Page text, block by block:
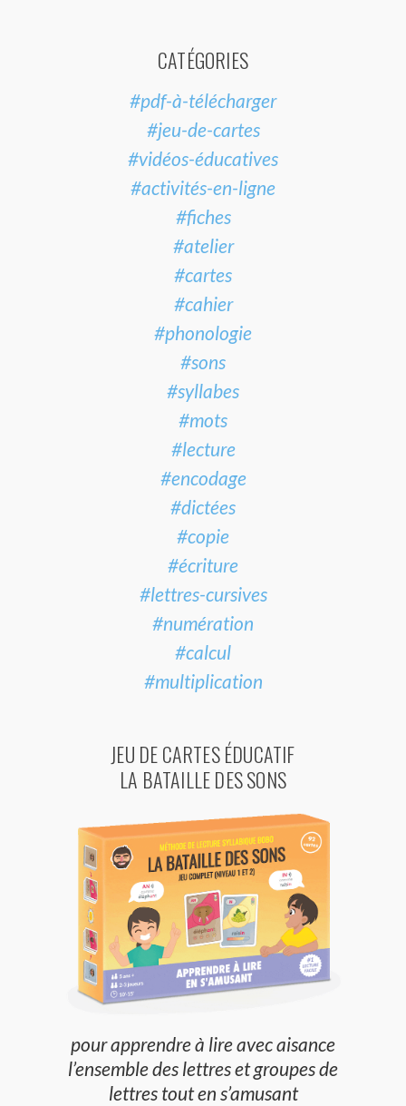
CATÉGORIES
#pdf-à-télécharger
#jeu-de-cartes
#vidéos-éducatives
#activités-en-ligne
#fiches
#atelier
#cartes
#cahier
#phonologie
#sons
#syllabes
#mots
#lecture
#encodage
#dictées
#copie
#écriture
#lettres-cursives
#numération
#calcul
#multiplication
JEU DE CARTES ÉDUCATIF
LA BATAILLE DES SONS
pour apprendre à lire avec aisance
l’ensemble des lettres et groupes de
lettres tout en s’amusant